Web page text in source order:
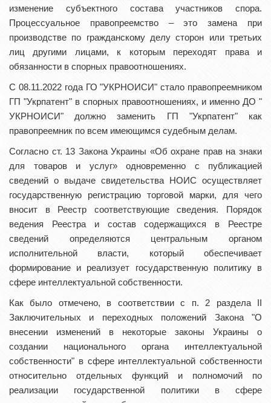
изменение субъектного состава участников спора.
Процессуальное правопреемство – это замена при
производстве по гражданскому делу сторон или третьих
лиц другими лицами, к которым переходят права и
обязанности в спорных правоотношениях.
С 08.11.2022 года ГО "УКРНОИСИ" стало правопреемником
ГП "Укрпатент" в спорных правоотношениях, и именно ДО "
УКРНОИСИ" должно заменить ГП "Укрпатент" как
правопреемник по всем имеющимся судебным делам.
Согласно ст. 13 Закона Украины «Об охране прав на знаки
для товаров и услуг» одновременно с публикацией
сведений о выдаче свидетельства НОИС осуществляет
государственную регистрацию торговой марки, для чего
вносит в Реестр соответствующие сведения. Порядок
ведения Реестра и состав содержащихся в Реестре
сведений определяются центральным органом
исполнительной власти, который обеспечивает
формирование и реализует государственную политику в
сфере интеллектуальной собственности.
Как было отмечено, в соответствии с п. 2 раздела II
Заключительных и переходных положений Закона "О
внесении изменений в некоторые законы Украины о
создании национального органа интеллектуальной
собственности" в сфере интеллектуальной собственности
относительно отдельных функций и полномочий по
реализации государственной политики в сфере